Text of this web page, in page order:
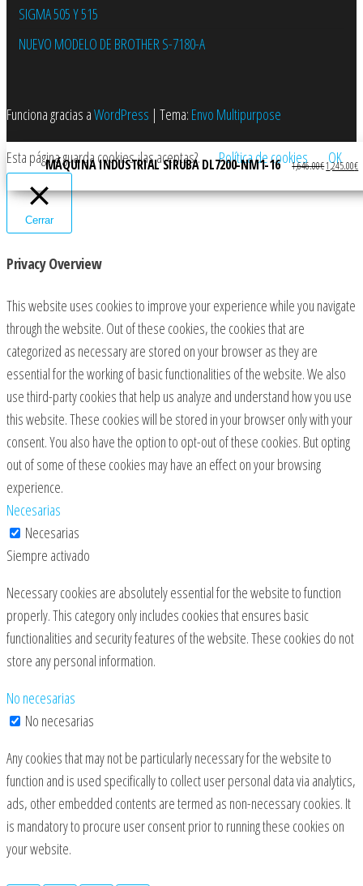
SIGMA 505 Y 515
NUEVO MODELO DE BROTHER S-7180-A
Funciona gracias aWordPress | Tema: Envo Multipurpose
MÁQUINA INDUSTRIAL SIRUBA DL7200-NM1-16 1,646.00€El precio
1,245.00€
Esta página guarda cookies ¿las aceptas?. Política de cookies OK
Cerrar
Privacy Overview
This website uses cookies to improve your experience while you navigate
through the website. Out of these cookies, the cookies that are
categorized as necessary are stored on your browser as they are
essential for the working of basic functionalities of the website. We also
use third-party cookies that help us analyze and understand how you use
this website. These cookies will be stored in your browser only with your
consent. You also have the option to opt-out of these cookies. But opting
out of some of these cookies may have an effect on your browsing
experience.
Necesarias
Necesarias
Siempre activado
Necessary cookies are absolutely essential for the website to function
properly. This category only includes cookies that ensures basic
functionalities and security features of the website. These cookies do not
store any personal information.
No necesarias
No necesarias
Any cookies that may not be particularly necessary for the website to
function and is used specifically to collect user personal data via analytics,
ads, other embedded contents are termed as non-necessary cookies. It
is mandatory to procure user consent prior to running these cookies on
your website.